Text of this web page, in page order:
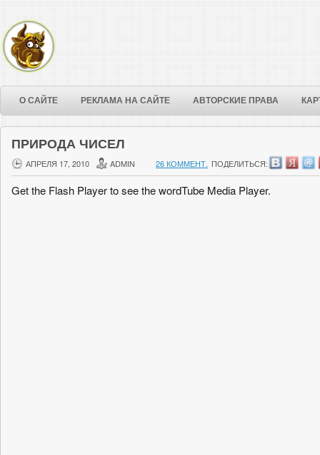
О САЙТЕ РЕКЛАМА НА САЙТЕ АВТОРСКИЕ ПРАВА
ПРИРОДА ЧИСЕЛ
АПРЕЛЯ 17, 2010 ADMIN 26 КОММЕНТ. ПОДЕЛИТЬСЯ:
Get the Flash Player to see the wordTube Media Player.